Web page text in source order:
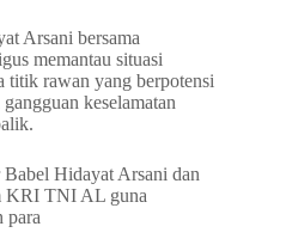
Arsani bersama
memantau situasi
titik rawan yang berpotensi
keselamatan
Hidayat Arsani dan
KRI TNI AL guna
para